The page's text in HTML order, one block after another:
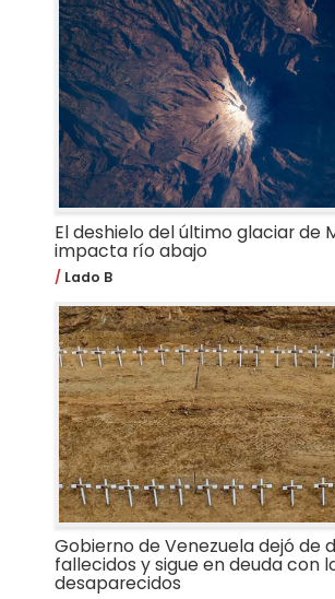
El deshielo del último glaciar de
impacta río abajo
Lado B
Gobierno de Venezuela dejó de
fallecidos y sigue en deuda con
desaparecidos